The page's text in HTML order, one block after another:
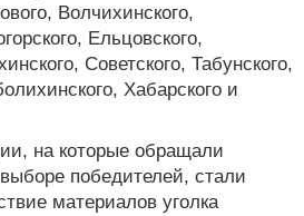
Волчихинского,
Ельцовского,
Советского, Табунского,
Хабарского и
на которые обращали
победителей, стали
материалов уголка